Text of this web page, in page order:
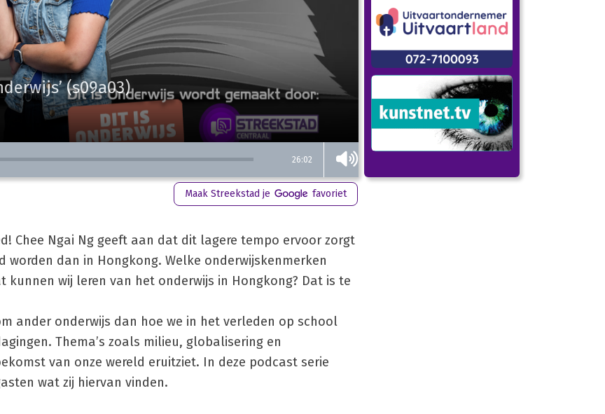
26:02
(s09a03)
Maak Streekstad je favoriet
Chee Ngai Ng geeft aan dat dit lagere tempo ervoor zorgt
dan in Hongkong. Welke onderwijskenmerken
kunnen wij leren van het onderwijs in Hongkong? Dat is te
ander onderwijs dan hoe we in het verleden op school
Thema’s zoals milieu, globalisering en
van onze wereld eruitziet. In deze podcast serie
wat zij hiervan vinden.